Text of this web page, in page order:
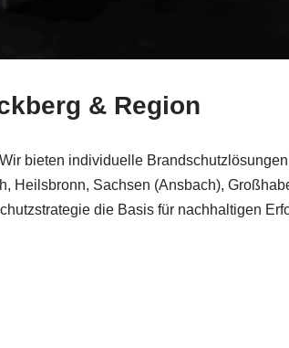
& Region
bieten individuelle
Heilsbronn, Sachsen (Ansbach),
die Basis für nachhaltigen